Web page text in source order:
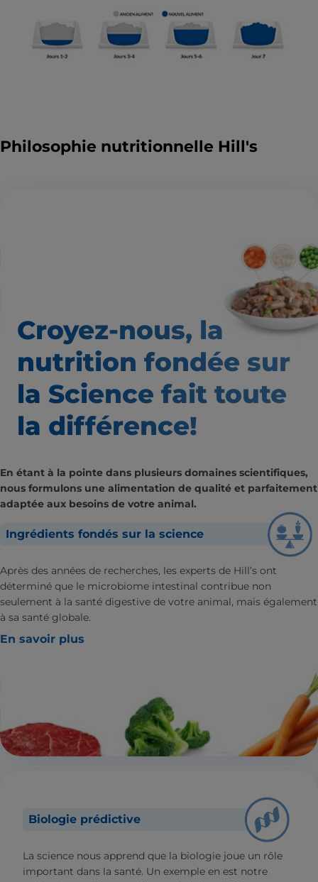
Philosophie nutritionnelle Hill's
Croyez-nous, la
nutrition fondée sur
la Science fait toute
la différence!
En étant à la pointe dans plusieurs domaines scientifiques,
nous formulons une alimentation de qualité et parfaitement
adaptée aux besoins de votre animal.
Ingrédients fondés sur la science
Après des années de recherches, les experts de Hill’s ont
déterminé que le microbiome intestinal contribue non
seulement à la santé digestive de votre animal, mais également
à sa santé globale.
En savoir plus
Biologie prédictive
La science nous apprend que la biologie joue un rôle
important dans la santé. Un exemple en est notre